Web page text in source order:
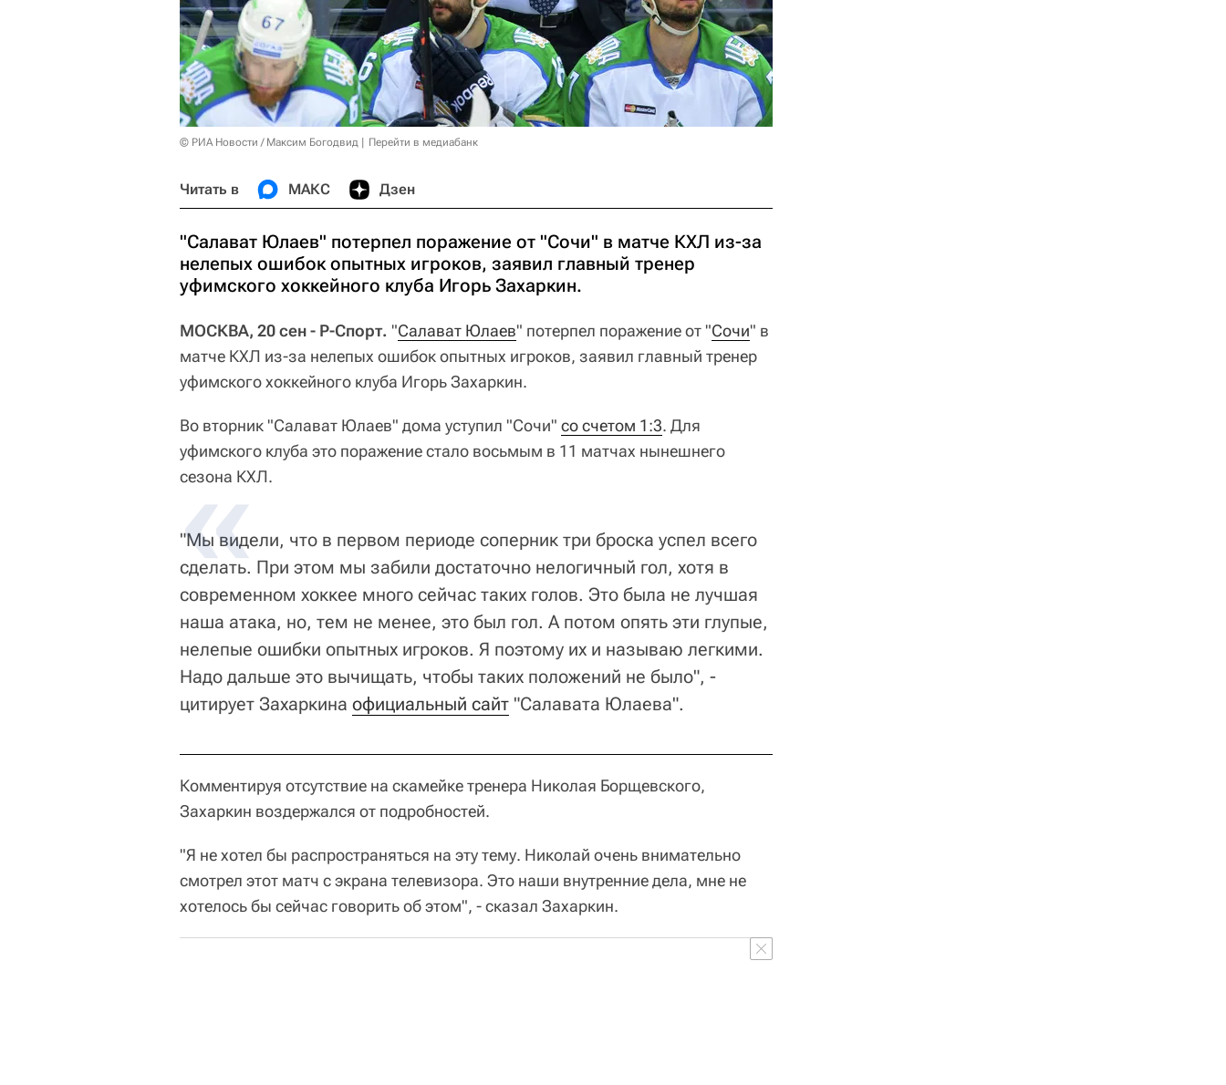
© РИА Новости / Максим Богодвид Перейти в медиабанк
Читать в МАКС Дзен
"Салават Юлаев" потерпел поражение от "Сочи" в матче КХЛ из-за
нелепых ошибок опытных игроков, заявил главный тренер
уфимского хоккейного клуба Игорь Захаркин.
МОСКВА, 20 сен - Р-Спорт. "Салават Юлаев" потерпел поражение от "Сочи" в
матче КХЛ из-за нелепых ошибок опытных игроков, заявил главный тренер
уфимского хоккейного клуба Игорь Захаркин.
Во вторник "Салават Юлаев" дома уступил "Сочи" со счетом 1:3. Для
уфимского клуба это поражение стало восьмым в 11 матчах нынешнего
сезона КХЛ.
"Мы видели, что в первом периоде соперник три броска успел всего
сделать. При этом мы забили достаточно нелогичный гол, хотя в
современном хоккее много сейчас таких голов. Это была не лучшая
наша атака, но, тем не менее, это был гол. А потом опять эти глупые,
нелепые ошибки опытных игроков. Я поэтому их и называю легкими.
Надо дальше это вычищать, чтобы таких положений не было", -
цитирует Захаркина официальный сайт "Салавата Юлаева".
Комментируя отсутствие на скамейке тренера Николая Борщевского,
Захаркин воздержался от подробностей.
"Я не хотел бы распространяться на эту тему. Николай очень внимательно
смотрел этот матч с экрана телевизора. Это наши внутренние дела, мне не
хотелось бы сейчас говорить об этом", - сказал Захаркин.